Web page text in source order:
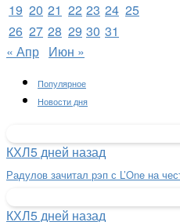
19 20 21 22 23 24 25
26 27 28 29 30 31
« Апр Июн »
Популярное
Новости дня
КХЛ5 дней назад
Радулов зачитал рэп с L’One на
КХЛ5 дней назад